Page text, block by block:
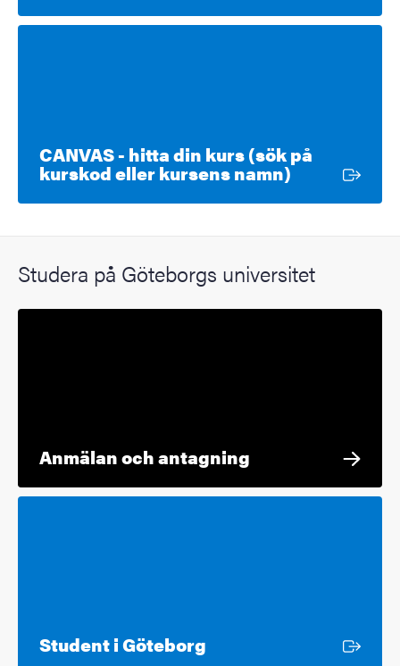
CANVAS - hitta din kurs (sök på
kurskod eller kursens namn)Extern länk
Studera på Göteborgs universitet
Anmälan och antagning
Student i Göteborg